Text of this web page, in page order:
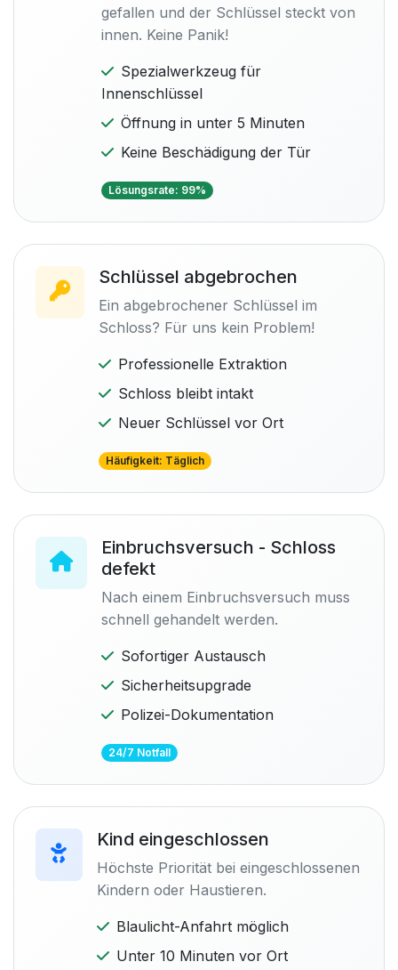
gefallen und der Schlüssel steckt von
innen. Keine Panik!
Spezialwerkzeug für
Innenschlüssel
Öffnung in unter 5 Minuten
Keine Beschädigung der Tür
Lösungsrate: 99%
Schlüssel abgebrochen
Ein abgebrochener Schlüssel im
Schloss? Für uns kein Problem!
Professionelle Extraktion
Schloss bleibt intakt
Neuer Schlüssel vor Ort
Häufigkeit: Täglich
Einbruchsversuch - Schloss
defekt
Nach einem Einbruchsversuch muss
schnell gehandelt werden.
Sofortiger Austausch
Sicherheitsupgrade
Polizei-Dokumentation
24/7 Notfall
Kind eingeschlossen
Höchste Priorität bei eingeschlossenen
Kindern oder Haustieren.
Blaulicht-Anfahrt möglich
Unter 10 Minuten vor Ort